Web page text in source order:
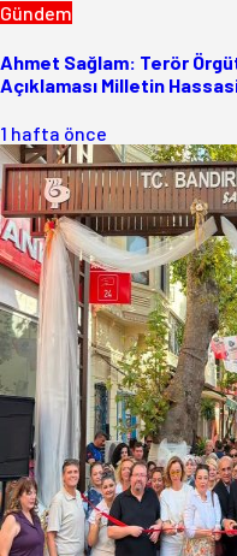
Gündem
Ahmet Sağlam: Terör
Açıklaması Milletin
1 hafta önce